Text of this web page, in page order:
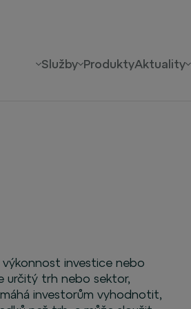
Služby ProduktyAktuality
investice nebo
určitý trh nebo sektor,
investorům vyhodnotit,